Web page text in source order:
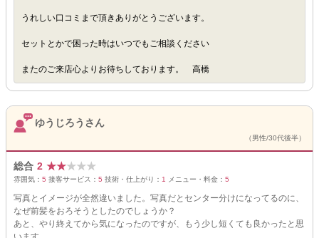
うれしい口コミまで頂きありがとうございます。
セットとかで困った時はいつでもご相談ください
またのご来店心よりお待ちしております。 高橋
ゆうじろうさん
（男性/30代後半）
総合 2 ★★★★★
雰囲気： 5 接客サービス： 5 技術・仕上がり： 1 メニュー・料金： 5
写真とイメージが全然違いました。写真だとセンター分けになってるのに、
なぜ前髪をおろそうとしたのでしょうか？
あと、やり終えてから気になったのですが、もう少し短くても良かったと思